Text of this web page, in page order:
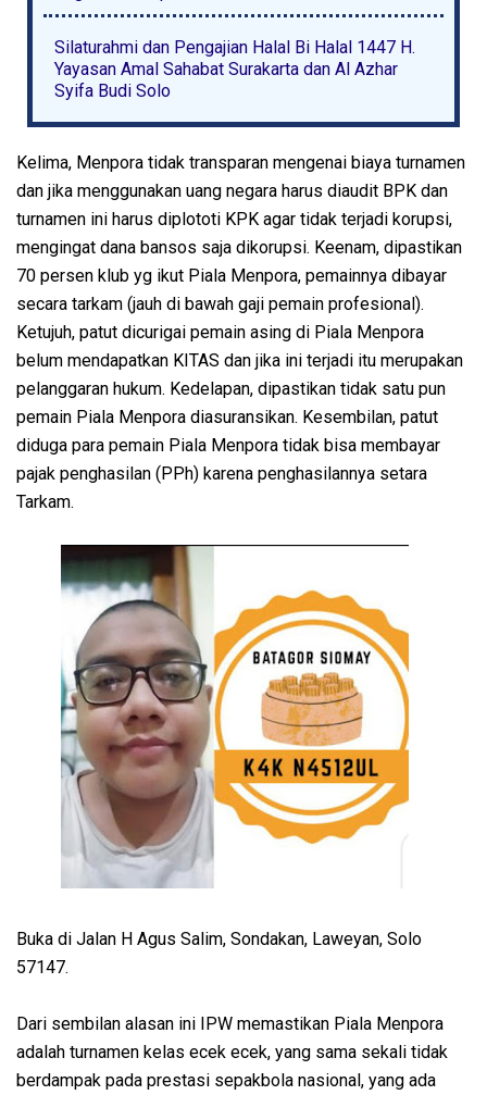
Silaturahmi dan Pengajian Halal Bi Halal 1447 H.
Yayasan Amal Sahabat Surakarta dan Al Azhar
Syifa Budi Solo
Kelima, Menpora tidak transparan mengenai biaya turnamen
dan jika menggunakan uang negara harus diaudit BPK dan
turnamen ini harus diplototi KPK agar tidak terjadi korupsi,
mengingat dana bansos saja dikorupsi. Keenam, dipastikan
70 persen klub yg ikut Piala Menpora, pemainnya dibayar
secara tarkam (jauh di bawah gaji pemain profesional).
Ketujuh, patut dicurigai pemain asing di Piala Menpora
belum mendapatkan KITAS dan jika ini terjadi itu merupakan
pelanggaran hukum. Kedelapan, dipastikan tidak satu pun
pemain Piala Menpora diasuransikan. Kesembilan, patut
diduga para pemain Piala Menpora tidak bisa membayar
pajak penghasilan (PPh) karena penghasilannya setara
Tarkam.
Buka di Jalan H Agus Salim, Sondakan, Laweyan, Solo
57147.
Dari sembilan alasan ini IPW memastikan Piala Menpora
adalah turnamen kelas ecek ecek, yang sama sekali tidak
berdampak pada prestasi sepakbola nasional, yang ada